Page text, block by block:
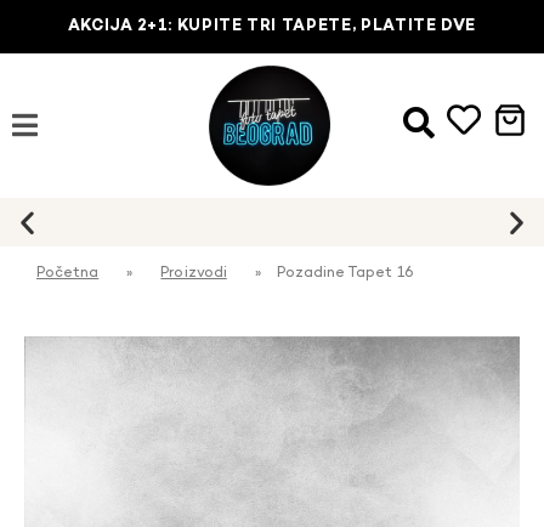
AKCIJA 2+1: KUPITE TRI TAPETE, PLATITE DVE
Početna » Proizvodi » Pozadine Tapet 16